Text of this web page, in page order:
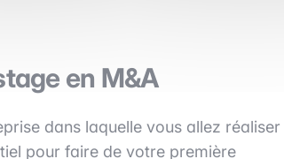
en M&A
dans laquelle vous allez réaliser
pour faire de votre première